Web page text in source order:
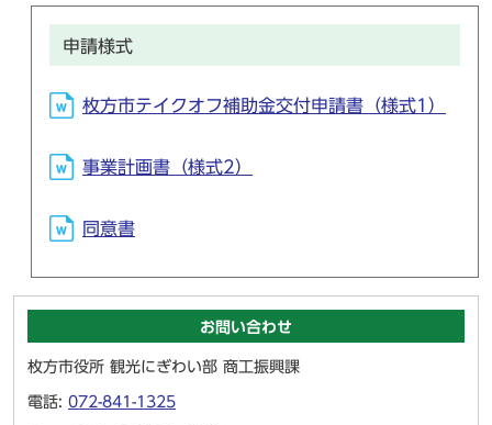
申請様式
枚方市テイクオフ補助金交付申請書（様式1）
事業計画書（様式2）
同意書
お問い合わせ
枚方市役所 観光にぎわい部 商工振興課
電話: 072-841-1325